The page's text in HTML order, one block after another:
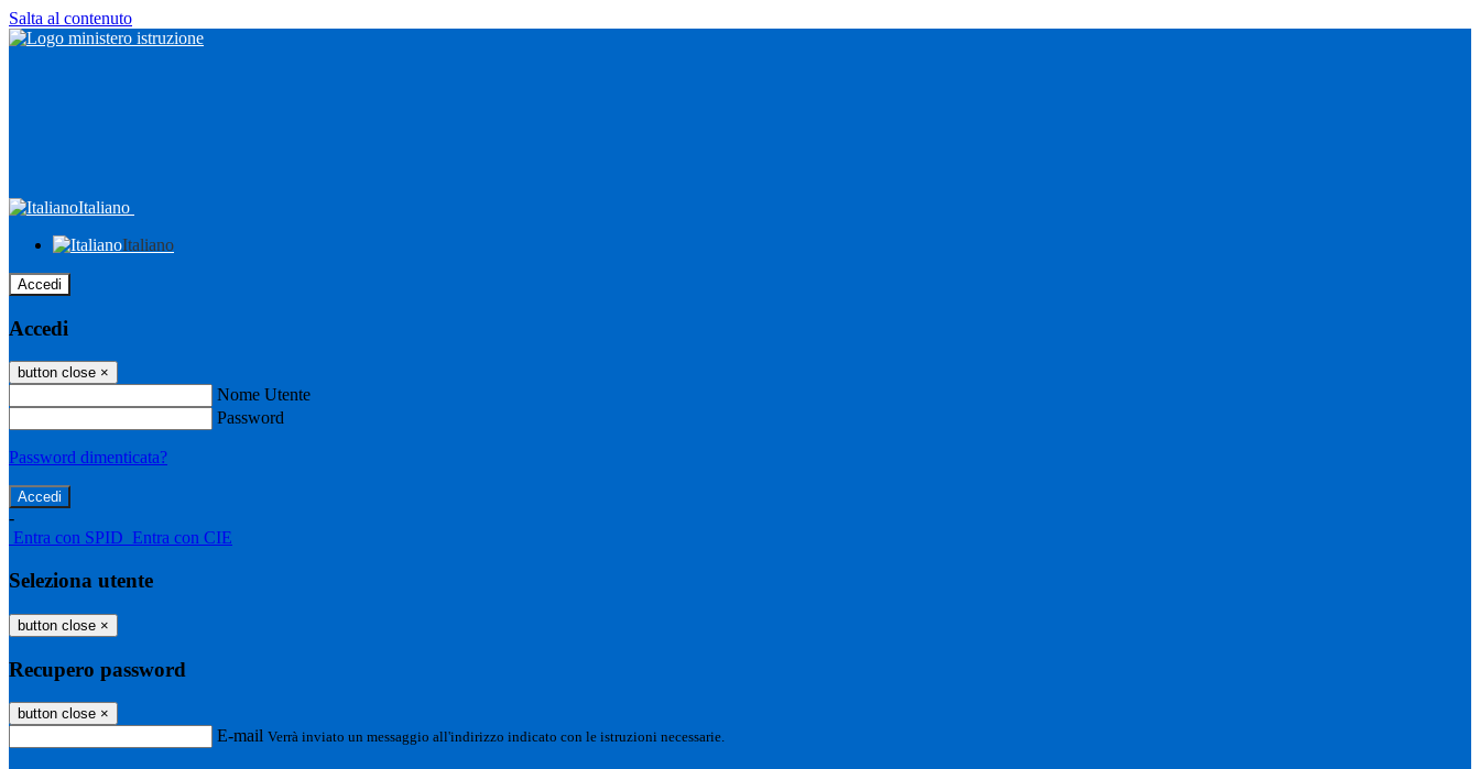
Salta al contenuto
Italiano
Italiano
Accedi
Accedi
button close ×
Nome Utente
Password
Password dimenticata?
-
Entra con SPID Entra con CIE
Seleziona utente
button close ×
Recupero password
button close ×
E-mail Verrà inviato un messaggio all'indirizzo indicato con le istruzioni necessarie.